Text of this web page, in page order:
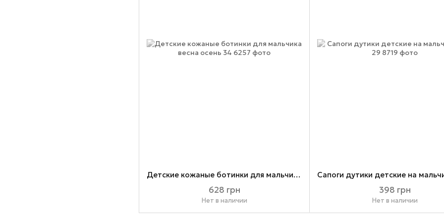
Детские кожаные ботинки для мальчика весна осень 34
628 грн
Нет в наличии
398 грн
Нет в наличии